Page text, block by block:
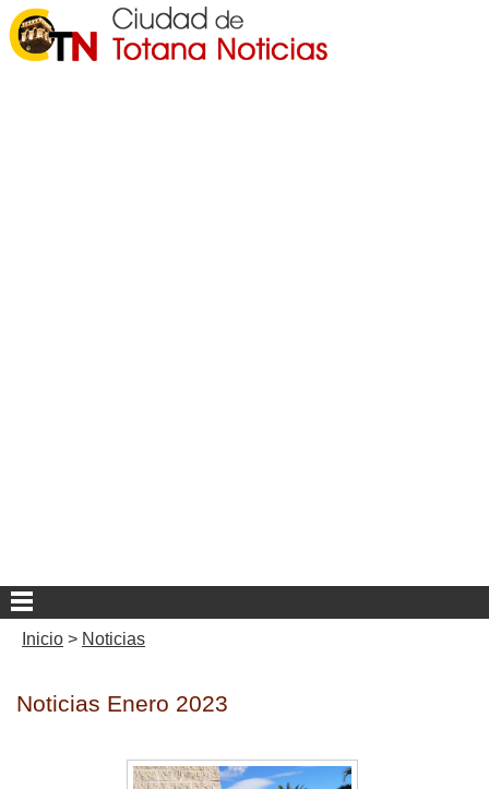
Inicio > Noticias
Noticias Enero 2023